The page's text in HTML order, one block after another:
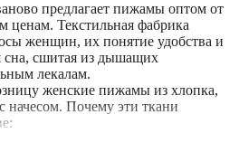
предлагает пижамы оптом от
ценам. Текстильная фабрика
женщин, их понятие удобства и
сна, сшитая из дышащих
лекалам.
женские пижамы из хлопка,
начесом. Почему эти ткани